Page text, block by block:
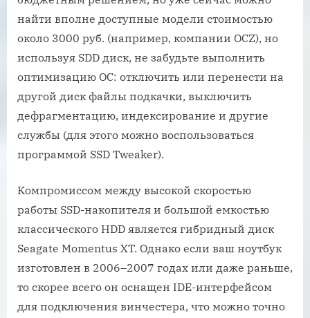
найти вполне доступные модели стоимостью
около 3000 руб. (например, компании OCZ), но
используя SDD диск, не забудьте выполнить
оптимизацию ОС: отключить или перенести на
другой диск файлы подкачки, выключить
дефрагментацию, индексирование и другие
службы (для этого можно воспользоваться
программой SSD Tweaker).
Компромиссом между высокой скоростью
работы SSD-накопителя и большой емкостью
классического HDD является гибридный диск
Seagate Momentus XT. Однако если ваш ноутбук
изготовлен в 2006–2007 годах или даже раньше,
то скорее всего он оснащен IDE-интерфейсом
для подключения винчестера, что можно точно